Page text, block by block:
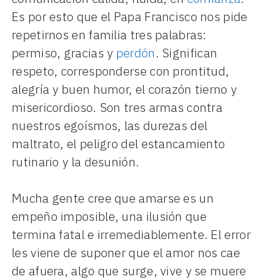
Es por esto que el Papa Francisco nos pide
repetirnos en familia tres palabras:
permiso, gracias y perdón. Significan
respeto, corresponderse con prontitud,
alegría y buen humor, el corazón tierno y
misericordioso. Son tres armas contra
nuestros egoísmos, las durezas del
maltrato, el peligro del estancamiento
rutinario y la desunión.
Mucha gente cree que amarse es un
empeño imposible, una ilusión que
termina fatal e irremediablemente. El error
les viene de suponer que el amor nos cae
de afuera, algo que surge, vive y se muere